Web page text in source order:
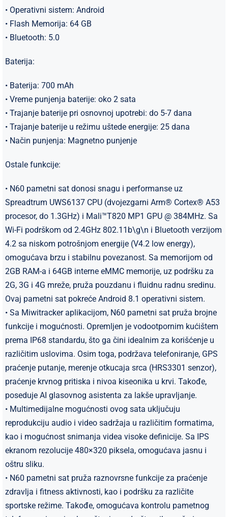
• Operativni sistem: Android
• Flash Memorija: 64 GB
• Bluetooth: 5.0
Baterija:
• Baterija: 700 mAh
• Vreme punjenja baterije: oko 2 sata
• Trajanje baterije pri osnovnoj upotrebi: do 5-7 dana
• Trajanje baterije u režimu uštede energije: 25 dana
• Način punjenja: Magnetno punjenje
Ostale funkcije:
• N60 pametni sat donosi snagu i performanse uz
Spreadtrum UWS6137 CPU (dvojezgarni Arm® Cortex® A53
procesor, do 1.3GHz) i Mali™T820 MP1 GPU @ 384MHz. Sa
Wi-Fi podrškom od 2.4GHz 802.11b\g\n i Bluetooth verzijom
4.2 sa niskom potrošnjom energije (V4.2 low energy),
omogućava brzu i stabilnu povezanost. Sa memorijom od
2GB RAM-a i 64GB interne eMMC memorije, uz podršku za
2G, 3G i 4G mreže, pruža pouzdanu i fluidnu radnu sredinu.
Ovaj pametni sat pokreće Android 8.1 operativni sistem.
• Sa Miwitracker aplikacijom, N60 pametni sat pruža brojne
funkcije i mogućnosti. Opremljen je vodootpornim kućištem
prema IP68 standardu, što ga čini idealnim za korišćenje u
različitim uslovima. Osim toga, podržava telefoniranje, GPS
praćenje putanje, merenje otkucaja srca (HRS3301 senzor),
praćenje krvnog pritiska i nivoa kiseonika u krvi. Takođe,
poseduje AI glasovnog asistenta za lakše upravljanje.
• Multimedijalne mogućnosti ovog sata uključuju
reprodukciju audio i video sadržaja u različitim formatima,
kao i mogućnost snimanja videa visoke definicije. Sa IPS
ekranom rezolucije 480×320 piksela, omogućava jasnu i
oštru sliku.
• N60 pametni sat pruža raznovrsne funkcije za praćenje
zdravlja i fitness aktivnosti, kao i podršku za različite
sportske režime. Takođe, omogućava kontrolu pametnog